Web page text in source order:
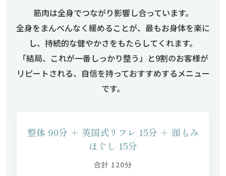
筋肉は全身でつながり影響し合っています。
全身をまんべんなく緩めることが、最もお身体を楽に
し、持続的な健やかさをもたらしてくれます。
「結局、これが一番しっかり整う」と9割のお客様が
リピートされる、自信を持っておすすめするメニュー
です。
整体 90分 ＋ 英国式リフレ 15分 ＋ 頭もみ
ほぐし 15分
合計 120分